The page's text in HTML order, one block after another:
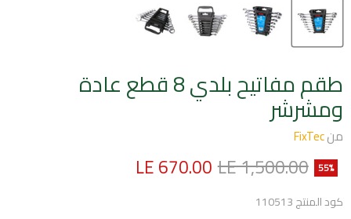
طقم مفاتيح بلدي 8 قطع عادة
ومشرشر
منFixTec
55% السعر الأصلي
LE 1,500.00السعر الحالي
LE 670.00
كود المنتج110513